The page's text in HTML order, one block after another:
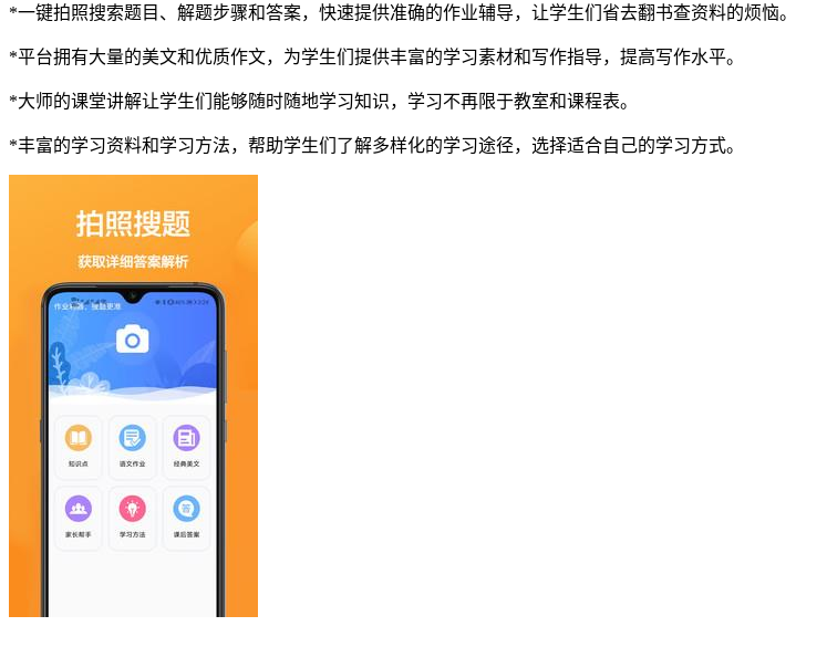
*一键拍照搜索题目、解题步骤和答案，快速提供准确的作业辅导，让学生们省去翻书查资料的烦恼。
*平台拥有大量的美文和优质作文，为学生们提供丰富的学习素材和写作指导，提高写作水平。
*大师的课堂讲解让学生们能够随时随地学习知识，学习不再限于教室和课程表。
*丰富的学习资料和学习方法，帮助学生们了解多样化的学习途径，选择适合自己的学习方式。